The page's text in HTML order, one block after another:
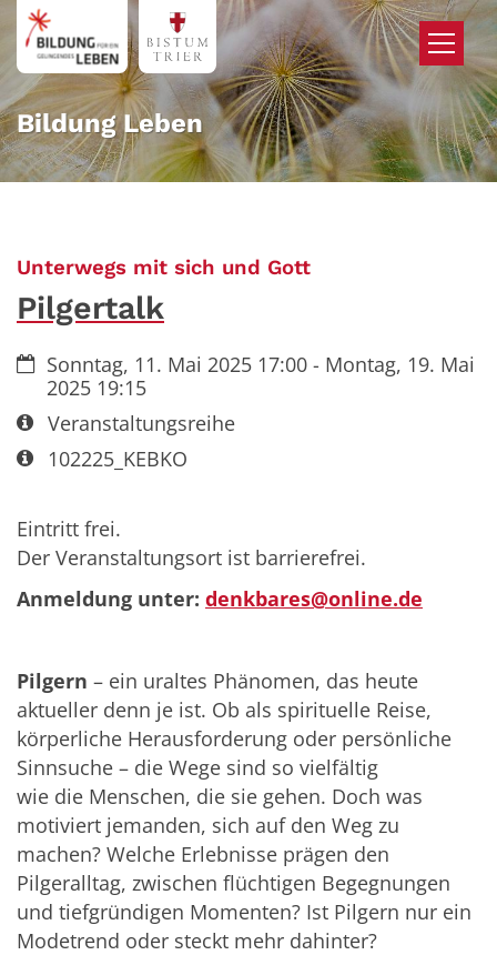
Zum Inhalt springen
Bildung Leben
Unterwegs mit sich und Gott:
Pilgertalk
Datum:
Sonntag, 11. Mai 2025 17:00 - Montag, 19. Mai
2025 19:15
Art bzw. Nummer:
Veranstaltungsreihe
Art bzw. Nummer:
102225_KEBKO
Eintritt frei.
Der Veranstaltungsort ist barrierefrei.
Anmeldung unter: denkbares@online.de
Pilgern – ein uraltes Phänomen, das heute
aktueller denn je ist. Ob als spirituelle Reise,
körperliche Herausforderung oder persönliche
Sinnsuche – die Wege sind so vielfältig
wie die Menschen, die sie gehen. Doch was
motiviert jemanden, sich auf den Weg zu
machen? Welche Erlebnisse prägen den
Pilgeralltag, zwischen flüchtigen Begegnungen
und tiefgründigen Momenten? Ist Pilgern nur ein
Modetrend oder steckt mehr dahinter?